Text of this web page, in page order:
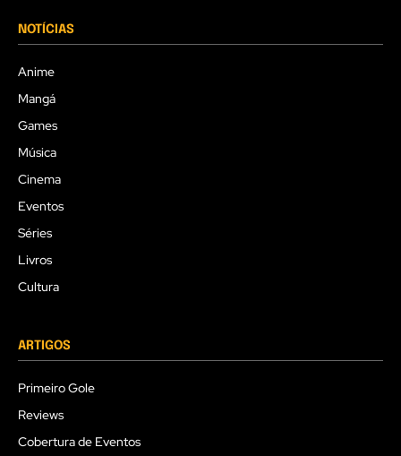
NOTÍCIAS
Anime
Mangá
Games
Música
Cinema
Eventos
Séries
Livros
Cultura
ARTIGOS
Primeiro Gole
Reviews
Cobertura de Eventos